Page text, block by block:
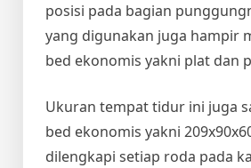
posisi pada bagian
yang digunakan juga hampir
bed ekonomis yakni plat dan
Ukuran tempat tidur ini juga
bed ekonomis yakni
dilengkapi setiap roda pada